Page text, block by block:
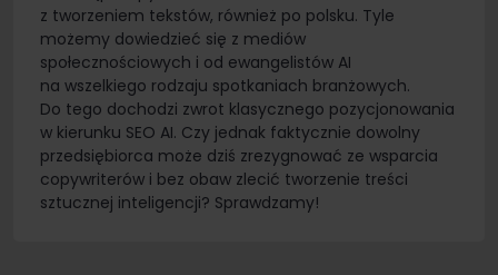
z tworzeniem tekstów, również po polsku. Tyle
możemy dowiedzieć się z mediów
społecznościowych i od ewangelistów AI
na wszelkiego rodzaju spotkaniach branżowych.
Do tego dochodzi zwrot klasycznego pozycjonowania
w kierunku SEO AI. Czy jednak faktycznie dowolny
przedsiębiorca może dziś zrezygnować ze wsparcia
copywriterów i bez obaw zlecić tworzenie treści
sztucznej inteligencji? Sprawdzamy!